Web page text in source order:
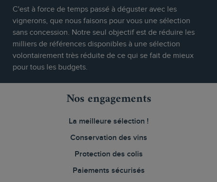
C'est à force de temps passé à déguster avec les
vignerons, que nous faisons pour vous une sélection
sans concession. Notre seul objectif est de réduire les
milliers de références disponibles à une sélection
volontairement très réduite de ce qui se fait de mieux
pour tous les budgets.
Nos engagements
La meilleure sélection !
Conservation des vins
Protection des colis
Paiements sécurisés